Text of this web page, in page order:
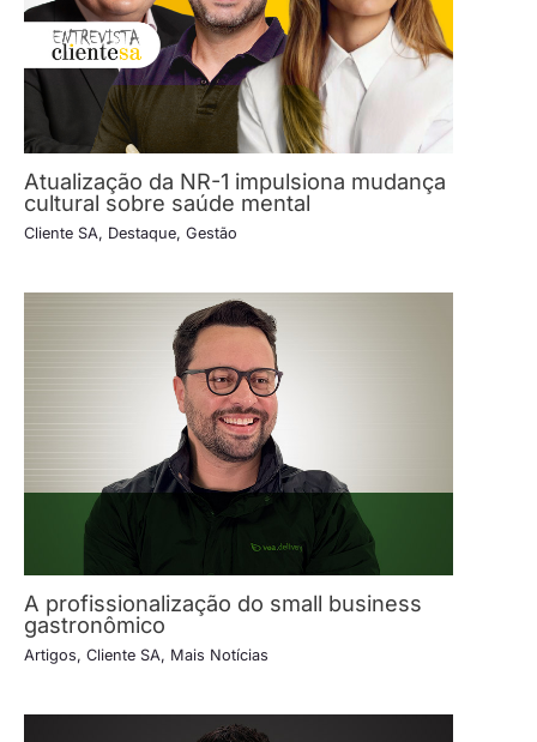
Atualização da NR-1 impulsiona mudança
cultural sobre saúde mental
Cliente SA, Destaque, Gestão
A profissionalização do small business
gastronômico
Artigos, Cliente SA, Mais Notícias